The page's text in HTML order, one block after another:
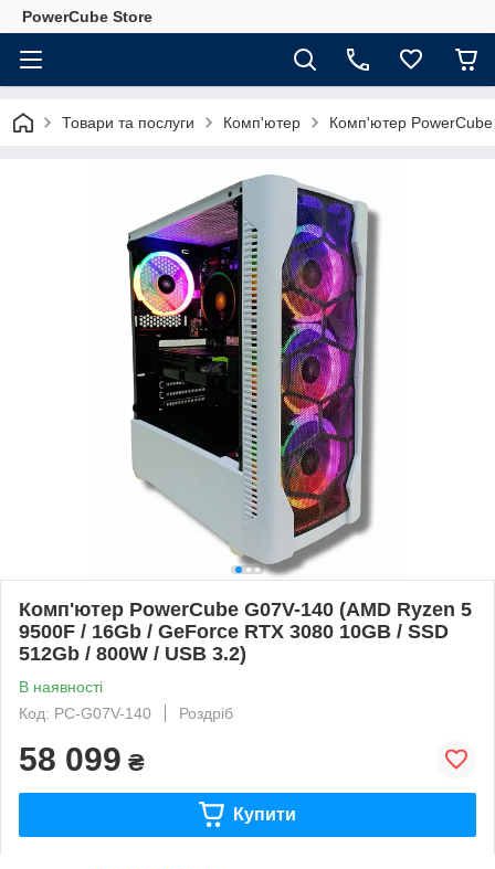
PowerCube Store
Товари та послуги Комп'ютер Комп'ютер
Комп'ютер PowerCube G07V-140 (AMD Ryzen 5
9500F / 16Gb / GeForce RTX 3080 10GB / SSD
512Gb / 800W / USB 3.2)
В наявності
Код: PC-G07V-140
Роздріб
58 099 ₴
Купити